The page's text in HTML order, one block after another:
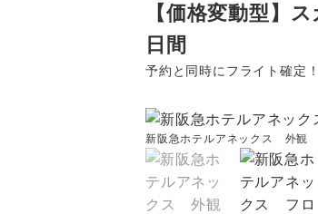
【価格変動型】
日間
予約と同時にフライト確定
新阪急ホテルアネックス 外観